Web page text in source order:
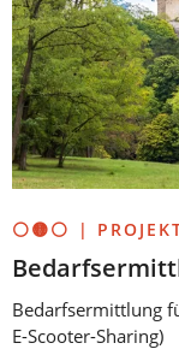
⚪🟡⚪ |
Bedarfsermittlung
E-Scooter-Sharing)